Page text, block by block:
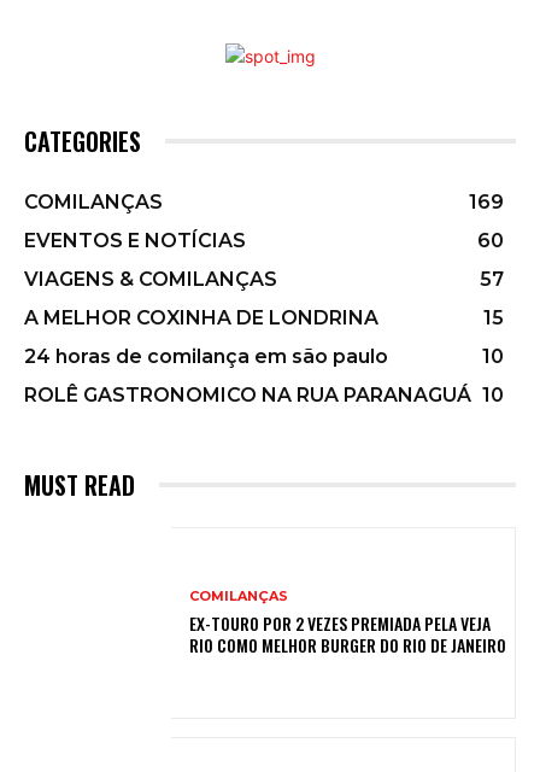
CATEGORIES
COMILANÇAS
169
EVENTOS E NOTÍCIAS
60
VIAGENS & COMILANÇAS
57
A MELHOR COXINHA DE LONDRINA
15
24 horas de comilança em são paulo
10
ROLÊ GASTRONOMICO NA RUA PARANAGUÁ 10
MUST READ
COMILANÇAS
EX-TOURO POR 2 VEZES PREMIADA PELA VEJA
RIO COMO MELHOR BURGER DO RIO DE JANEIRO